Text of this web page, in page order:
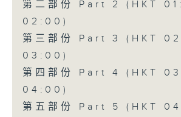
第二部份 Part 2 (HKT
02:00)
第三部份 Part 3 (HKT
03:00)
第四部份 Part 4 (HKT
04:00)
第五部份 Part 5 (HKT